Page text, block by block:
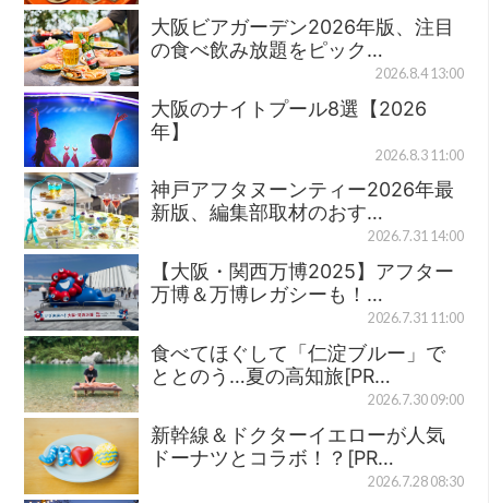
大阪ビアガーデン2026年版、注目
の食べ飲み放題をピック…
2026.8.4 13:00
大阪のナイトプール8選【2026
年】
2026.8.3 11:00
神戸アフタヌーンティー2026年最
新版、編集部取材のおす…
2026.7.31 14:00
【大阪・関西万博2025】アフター
万博＆万博レガシーも！…
2026.7.31 11:00
食べてほぐして「仁淀ブルー」で
ととのう…夏の高知旅[PR…
2026.7.30 09:00
新幹線＆ドクターイエローが人気
ドーナツとコラボ！？[PR…
2026.7.28 08:30